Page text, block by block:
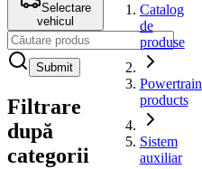
Selectare
vehicul
Submit
Filtrare
după
categorii
Catalog
de
produse
Powertrain
products
Sistem
auxiliar